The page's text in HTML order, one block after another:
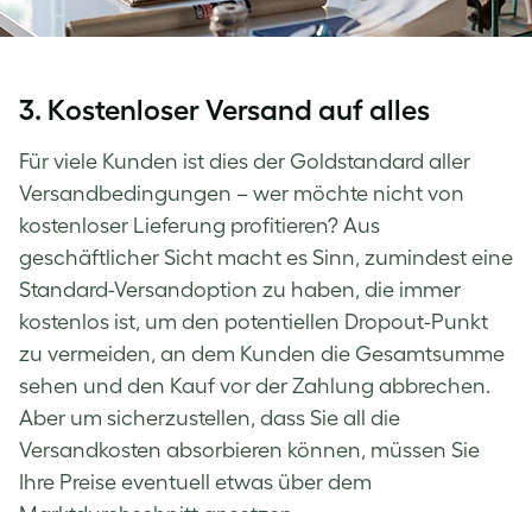
3. Kostenloser Versand auf alles
Für viele Kunden ist dies der Goldstandard aller
Versandbedingungen – wer möchte nicht von
kostenloser Lieferung profitieren? Aus
geschäftlicher Sicht macht es Sinn, zumindest eine
Standard-Versandoption zu haben, die immer
kostenlos ist, um den potentiellen Dropout-Punkt
zu vermeiden, an dem Kunden die Gesamtsumme
sehen und den Kauf vor der Zahlung abbrechen.
Aber um sicherzustellen, dass Sie all die
Versandkosten absorbieren können, müssen Sie
Ihre Preise eventuell etwas über dem